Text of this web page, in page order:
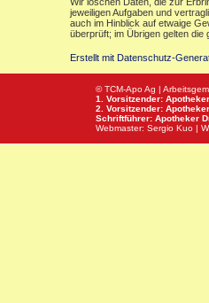
jeweiligen Aufgaben und
auch im Hinblick auf etwaige
überprüft; im Übrigen gelten die
Erstellt mit Datenschutz-
© TCM-Apo Ag |
1. Vorsitzender:
2. Vorsitzender:
Schriftführer: Apotheker
Webmaster: Sergio Kuo |